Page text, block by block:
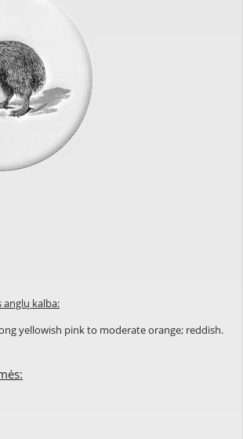
anglų kalba:
yellowish pink to moderate orange; reddish.